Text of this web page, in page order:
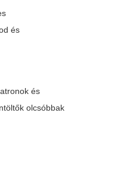
és
és
olcsóbbak